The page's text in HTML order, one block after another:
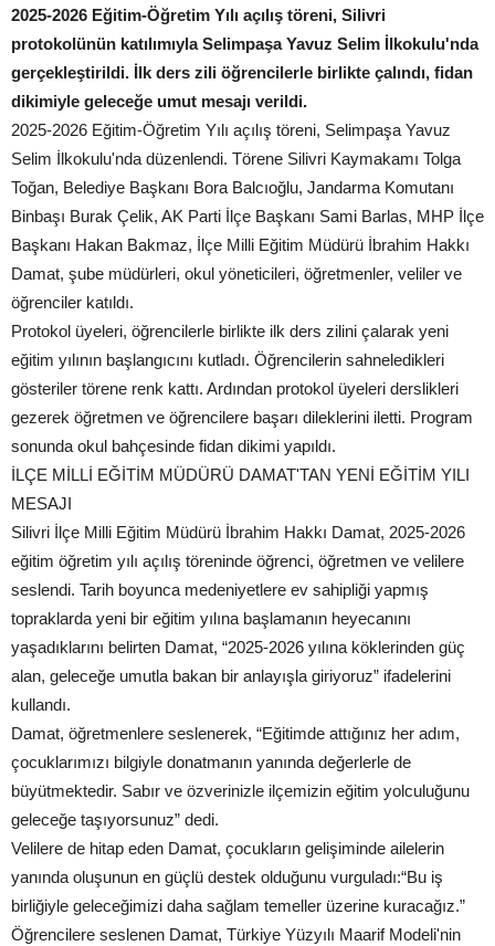
2025-2026 Eğitim-Öğretim Yılı açılış töreni, Silivri
protokolünün katılımıyla Selimpaşa Yavuz Selim İlkokulu'nda
gerçekleştirildi. İlk ders zili öğrencilerle birlikte çalındı, fidan
dikimiyle geleceğe umut mesajı verildi.
2025-2026 Eğitim-Öğretim Yılı açılış töreni, Selimpaşa Yavuz
Selim İlkokulu'nda düzenlendi. Törene Silivri Kaymakamı Tolga
Toğan, Belediye Başkanı Bora Balcıoğlu, Jandarma Komutanı
Binbaşı Burak Çelik, AK Parti İlçe Başkanı Sami Barlas, MHP İlçe
Başkanı Hakan Bakmaz, İlçe Milli Eğitim Müdürü İbrahim Hakkı
Damat, şube müdürleri, okul yöneticileri, öğretmenler, veliler ve
öğrenciler katıldı.
Protokol üyeleri, öğrencilerle birlikte ilk ders zilini çalarak yeni
eğitim yılının başlangıcını kutladı. Öğrencilerin sahneledikleri
gösteriler törene renk kattı. Ardından protokol üyeleri derslikleri
gezerek öğretmen ve öğrencilere başarı dileklerini iletti. Program
sonunda okul bahçesinde fidan dikimi yapıldı.
İLÇE MİLLİ EĞİTİM MÜDÜRÜ DAMAT'TAN YENİ EĞİTİM YILI
MESAJI
Silivri İlçe Milli Eğitim Müdürü İbrahim Hakkı Damat, 2025-2026
eğitim öğretim yılı açılış töreninde öğrenci, öğretmen ve velilere
seslendi. Tarih boyunca medeniyetlere ev sahipliği yapmış
topraklarda yeni bir eğitim yılına başlamanın heyecanını
yaşadıklarını belirten Damat, “2025-2026 yılına köklerinden güç
alan, geleceğe umutla bakan bir anlayışla giriyoruz” ifadelerini
kullandı.
Damat, öğretmenlere seslenerek, “Eğitimde attığınız her adım,
çocuklarımızı bilgiyle donatmanın yanında değerlerle de
büyütmektedir. Sabır ve özverinizle ilçemizin eğitim yolculuğunu
geleceğe taşıyorsunuz” dedi.
Velilere de hitap eden Damat, çocukların gelişiminde ailelerin
yanında oluşunun en güçlü destek olduğunu vurguladı:“Bu iş
birliğiyle geleceğimizi daha sağlam temeller üzerine kuracağız.”
Öğrencilere seslenen Damat, Türkiye Yüzyılı Maarif Modeli'nin